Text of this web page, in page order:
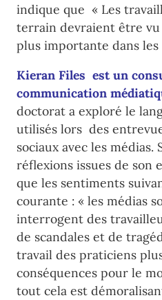
indique que « Les
terrain devraient être
plus importante dans les
Kieran Files est un
communication
doctorat a exploré le
utilisés lors des
sociaux avec les médias.
réflexions issues de son
que les sentiments
courante : « les médias
interrogent des
de scandales et de
travail des praticiens
conséquences pour le
tout cela est